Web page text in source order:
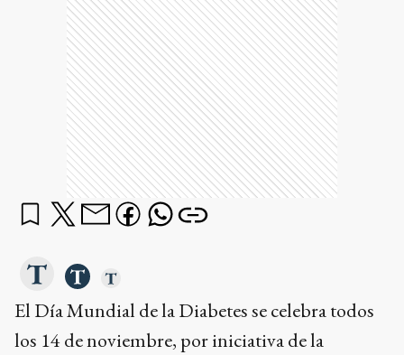
El Día Mundial de la Diabetes se celebra todos
los 14 de noviembre, por iniciativa de la